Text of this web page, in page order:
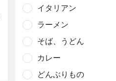
イタリアン
ラーメン
そば、うどん
カレー
どんぶりもの